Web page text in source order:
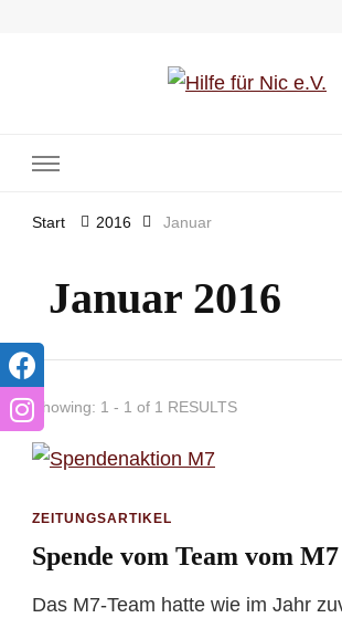
Start 2016 Januar
Januar 2016
Showing: 1 - 1 of 1 RESULTS
ZEITUNGSARTIKEL
Spende vom Team vom M7
Das M7-Team hatte wie im Jahr